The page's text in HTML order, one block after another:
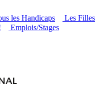
les Handicaps
Les Filles
Emplois/Stages